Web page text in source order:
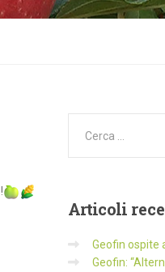
Articoli
Geofin ospite
Geofin: